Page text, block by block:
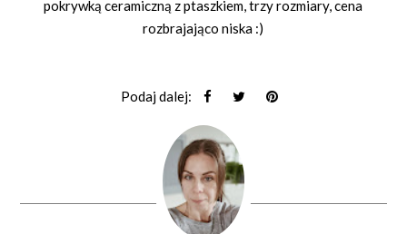
pokrywką ceramiczną z ptaszkiem, trzy rozmiary, cena
rozbrajająco niska :)
Podaj dalej: